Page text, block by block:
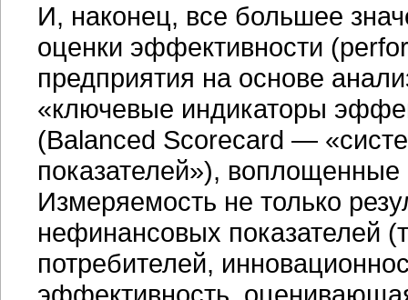
И, наконец, все большее
оценки эффективности
предприятия на основе
«ключевые индикаторы
(Balanced Scorecard —
показателей»),
Измеряемость не только
нефинансовых показателей
потребителей,